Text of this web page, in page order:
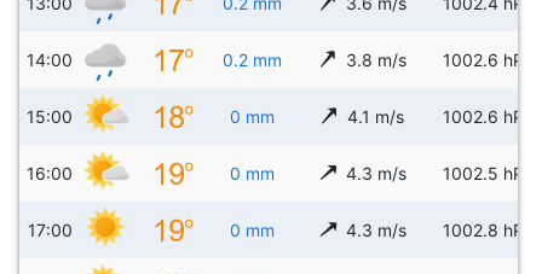
14:00 0.2 mm 3.8 m/s 1002.6 hPa
15:00 0 mm 4.1 m/s 1002.6 hPa
16:00 0 mm 4.3 m/s 1002.5 hPa
17:00 0 mm 4.3 m/s 1002.8 hPa